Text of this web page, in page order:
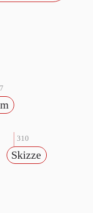
310
Skizze